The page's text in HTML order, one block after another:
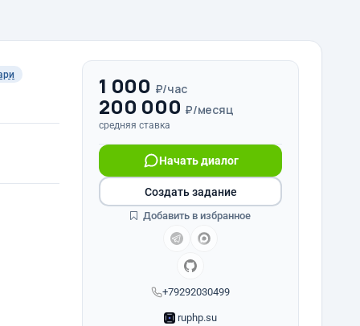
1 000 ₽/час
200 000 ₽/месяц
средняя ставка
+79292030499
Начать диалог
ruphp.su
Создать задание
Добавить в избранное